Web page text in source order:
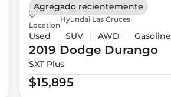
Location
Hyundai Las Cruces
Used SUV AWD Gasoline
2019 DodgeDurango
SXT Plus
$15,895
Agregado recientemente